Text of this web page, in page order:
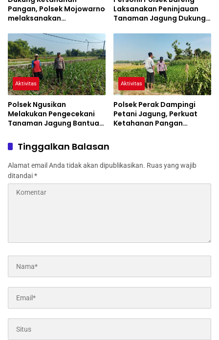
Pangan, Polsek Mojowarno
melaksanakan
Jagung
Laksanakan Peninjauan
Tanaman Jagung Dukung
Pangan
Aktivitas
Polsek Ngusikan
Melakukan Pengecekani
Tanaman Jagung Bantuan
Polres Jombang
Aktivitas
Polsek Perak Dampingi
Petani Jagung, Perkuat
Ketahanan Pangan
Tinggalkan Balasan
Alamat email Anda tidak akan dipublikasikan. Ruas yang wajib
ditandai*